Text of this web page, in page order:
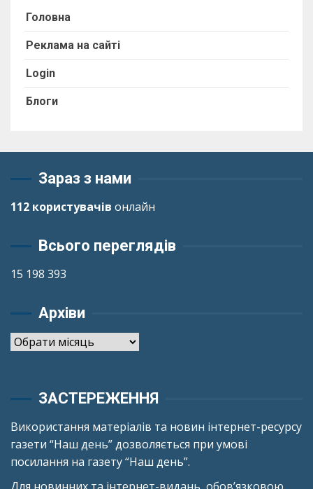
Головна
Реклама на сайті
Login
Блоги
Зараз з нами
112 користувачів онлайн
Всього переглядів
15 198 393
Архіви
Архіви
ЗАСТЕРЕЖЕННЯ
Використання матеріалів та новин інтернет-ресурсу
газети “Наш день” дозволяється при умові
посилання на газету “Наш день”.